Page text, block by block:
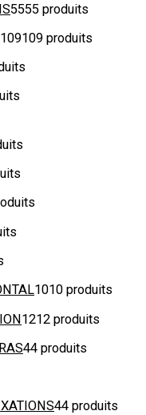
5555 produits
109109 produits
1010 produits
1212 produits
44 produits
44 produits